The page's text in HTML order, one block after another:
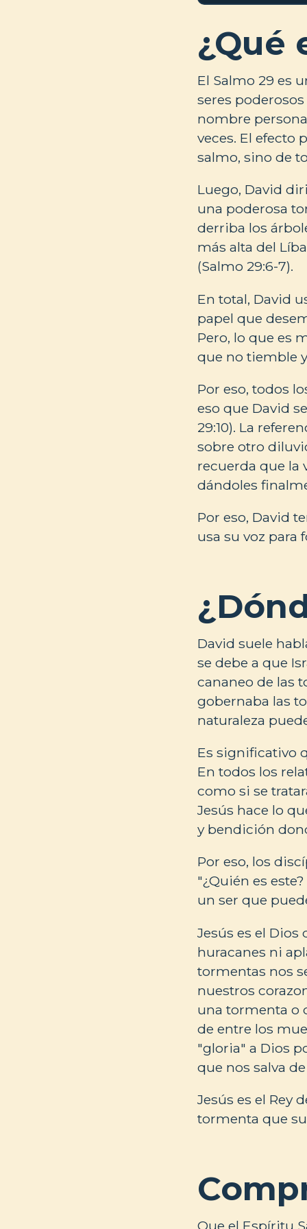
¿Qué
El Salmo 29 es
seres
nombre
veces. El efecto
salmo, sino de
Luego, David
una poderosa
derriba los
más alta del
(Salmo 29:6-7).
En total, David
papel que
Pero, lo que es
que no tiemble
Por eso, todos
eso que David
29:10). La
sobre otro
recuerda que la
dándoles
Por eso, David
usa su voz para
David suele
se debe a que
cananeo de las
gobernaba las
naturaleza
Es significativo
En todos los
como si se
Jesús hace lo
y bendición
Por eso, los
"¿Quién es
un ser que
Jesús es el
huracanes ni
tormentas nos
nuestros
una tormenta o
de entre los
"gloria" a Dios
que nos salva
Jesús es el Rey
tormenta que
Que el Espíritu